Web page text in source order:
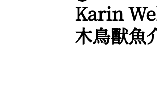
Karin
木鳥獸魚